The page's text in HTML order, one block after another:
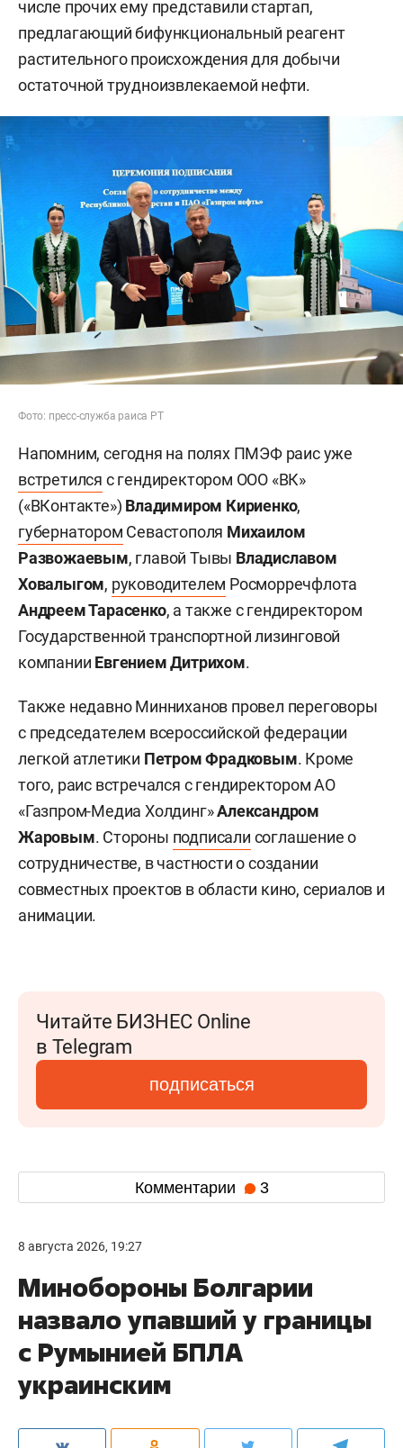
числе прочих ему представили стартап,
предлагающий бифункциональный реагент
растительного происхождения для добычи
остаточной трудноизвлекаемой нефти.
Фото: пресс-служба раиса РТ
Напомним, сегодня на полях ПМЭФ раис уже
встретился с гендиректором ООО «ВК»
(«ВКонтакте») Владимиром Кириенко,
губернатором Севастополя Михаилом
Развожаевым, главой Тывы Владиславом
Ховалыгом, руководителем Росморречфлота
Андреем Тарасенко, а также с гендиректором
Государственной транспортной лизинговой
компании Евгением Дитрихом.
Также недавно Минниханов провел переговоры
с председателем всероссийской федерации
легкой атлетики Петром Фрадковым. Кроме
того, раис встречался с гендиректором АО
«Газпром-Медиа Холдинг»Александром
Жаровым. Стороны подписали соглашение о
сотрудничестве, в частности о создании
совместных проектов в области кино, сериалов и
анимации.
Читайте БИЗНЕС Online
в Telegram
подписаться
Комментарии 3
8 августа 2026, 19:27
Минобороны Болгарии
назвало упавший у границы
с Румынией БПЛА
украинским